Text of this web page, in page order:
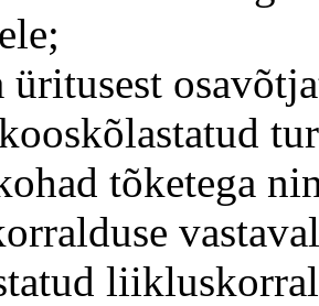
üritusest
tõketega